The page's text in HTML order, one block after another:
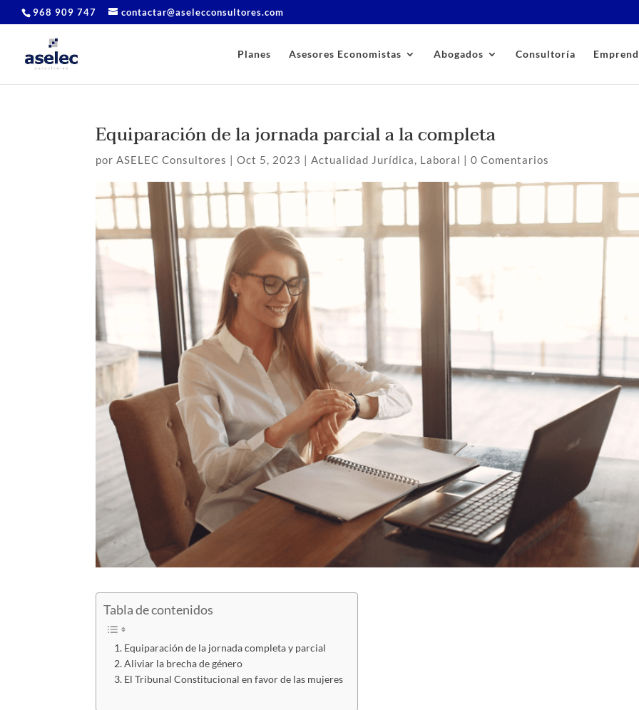
968 909 747 contactar@aselecconsultores.com
Planes Asesores Economistas Abogados Consultoría
Equiparación de la jornada parcial a la completa
porASELEC Consultores |Oct 5, 2023 |Actualidad Jurídica, Laboral |0 Comentarios
Tabla de contenidos
Equiparación de la jornada completa y parcial
Aliviar la brecha de género
El Tribunal Constitucional en favor de las mujeres